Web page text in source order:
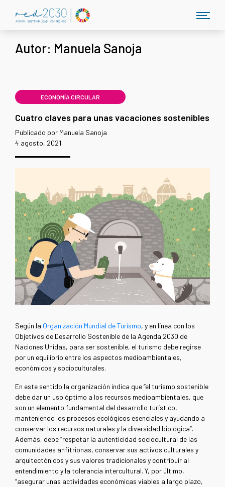
Autor: Manuela Sanoja
ECONOMÍA CIRCULAR
Cuatro claves para unas vacaciones sostenibles
Publicado por Manuela Sanoja
4 agosto, 2021
Según la Organización Mundial de Turismo, y en línea con los
Objetivos de Desarrollo Sostenible de la Agenda 2030 de
Naciones Unidas, para ser sostenible, el turismo debe regirse
por un equilibrio entre los aspectos medioambientales,
económicos y socioculturales.
En este sentido la organización indica que “el turismo sostenible
debe dar un uso óptimo a los recursos medioambientales, que
son un elemento fundamental del desarrollo turístico,
manteniendo los procesos ecológicos esenciales y ayudando a
conservar los recursos naturales y la diversidad biológica”.
Además, debe “respetar la autenticidad sociocultural de las
comunidades anfitrionas, conservar sus activos culturales y
arquitectónicos y sus valores tradicionales y contribuir al
entendimiento y la tolerancia intercultural. Y, por último,
“asegurar unas actividades económicas viables a largo plazo,